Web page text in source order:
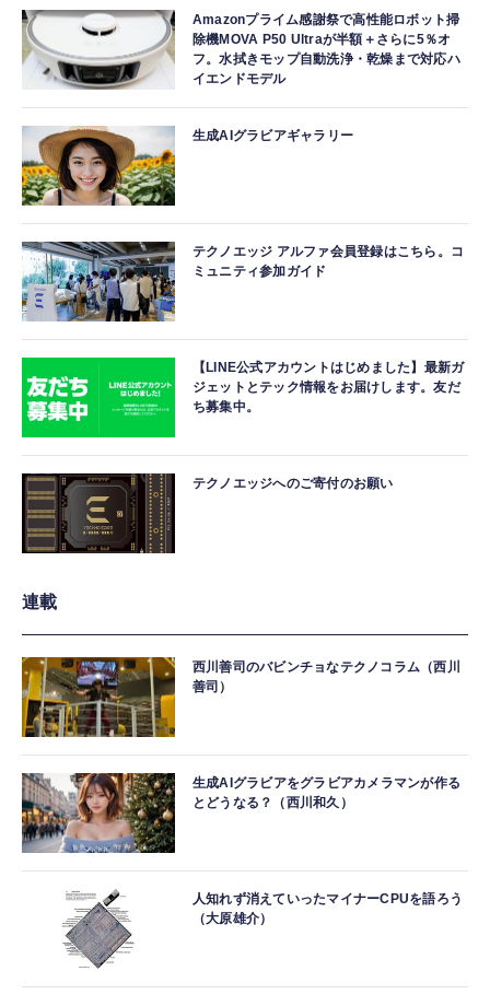
Amazonプライム感謝祭で高性能ロボット掃
除機MOVA P50 Ultraが半額＋さらに5％オ
フ。水拭きモップ自動洗浄・乾燥まで対応ハ
イエンドモデル
生成AIグラビアギャラリー
テクノエッジ アルファ会員登録はこちら。コ
ミュニティ参加ガイド
【LINE公式アカウントはじめました】最新ガ
ジェットとテック情報をお届けします。友だ
ち募集中。
テクノエッジへのご寄付のお願い
連載
西川善司のバビンチョなテクノコラム（西川
善司）
生成AIグラビアをグラビアカメラマンが作る
とどうなる？（西川和久）
人知れず消えていったマイナーCPUを語ろう
（大原雄介）